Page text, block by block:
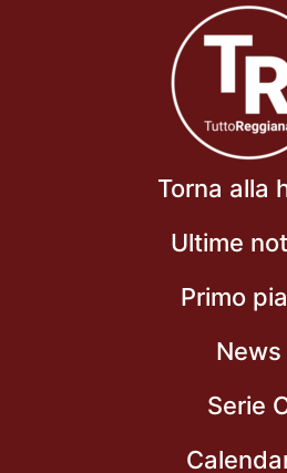
Torna alla
Ultime
Primo
News
Serie